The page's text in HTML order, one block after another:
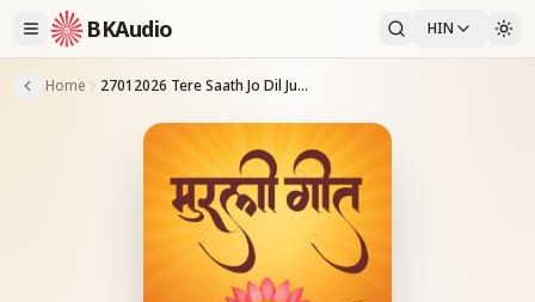
BKAudio HIN
Home 27012026 Tere Saath Jo Dil Juda Hai